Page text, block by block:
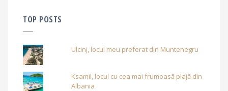
TOP POSTS
Ulcinj, locul meu preferat din Muntenegru
Ksamil, locul cu cea mai frumoasă plajă din
Albania